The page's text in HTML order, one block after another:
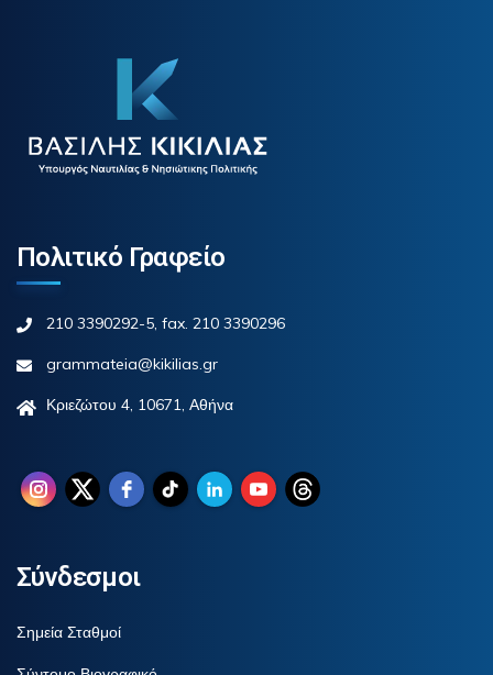
Πολιτικό Γραφείο
210 3390292-5, fax. 210 3390296
grammateia@kikilias.gr
Κριεζώτου 4, 10671, Αθήνα
Σύνδεσμοι
Σημεία Σταθμοί